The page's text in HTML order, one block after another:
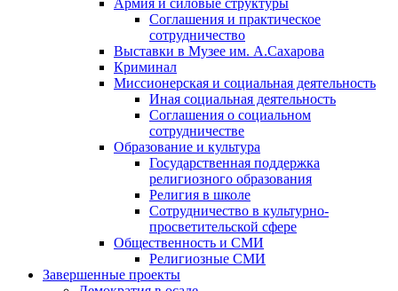
Армия и силовые структуры
Соглашения и практическое
сотрудничество
Выставки в Музее им. А.Сахарова
Криминал
Миссионерская и социальная деятельность
Иная социальная деятельность
Соглашения о социальном
сотрудничестве
Образование и культура
Государственная поддержка
религиозного образования
Религия в школе
Сотрудничество в культурно-
просветительской сфере
Общественность и СМИ
Религиозные СМИ
Завершенные проекты